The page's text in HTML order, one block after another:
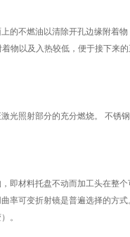
的不燃油以清除开孔边缘附着
物以及入热较低，便于接下来
光照射部分的充分燃烧。 不锈
材料托盘不动而加工头在整
率可变折射镜是普遍选择的方
。